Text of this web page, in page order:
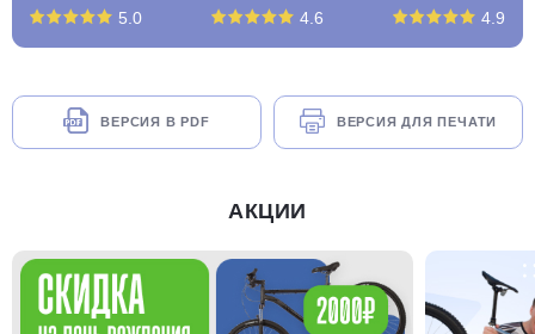
5.0
4.6
4.9
ВЕРСИЯ В PDF ВЕРСИЯ ДЛЯ ПЕЧАТИ
АКЦИИ